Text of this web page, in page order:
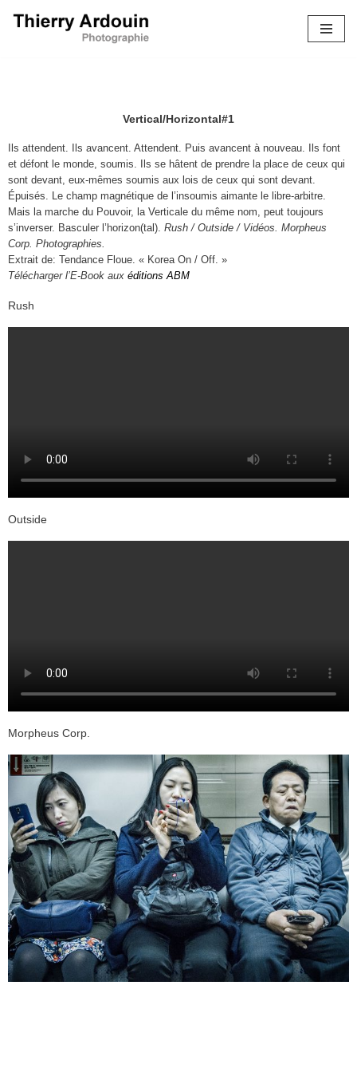
Vertical/Horizontal#1
Ils attendent. Ils avancent. Attendent. Puis avancent à nouveau. Ils font
et défont le monde, soumis. Ils se hâtent de prendre la place de ceux qui
sont devant, eux-mêmes soumis aux lois de ceux qui sont devant.
Épuisés. Le champ magnétique de l’insoumis aimante le libre-arbitre.
Mais la marche du Pouvoir, la Verticale du même nom, peut toujours
s’inverser. Basculer l’horizon(tal). Rush / Outside / Vidéos. Morpheus
Corp. Photographies.
Extrait de: Tendance Floue. « Korea On / Off. »
Télécharger l’E-Book aux éditions ABM
Rush
Outside
Morpheus Corp.